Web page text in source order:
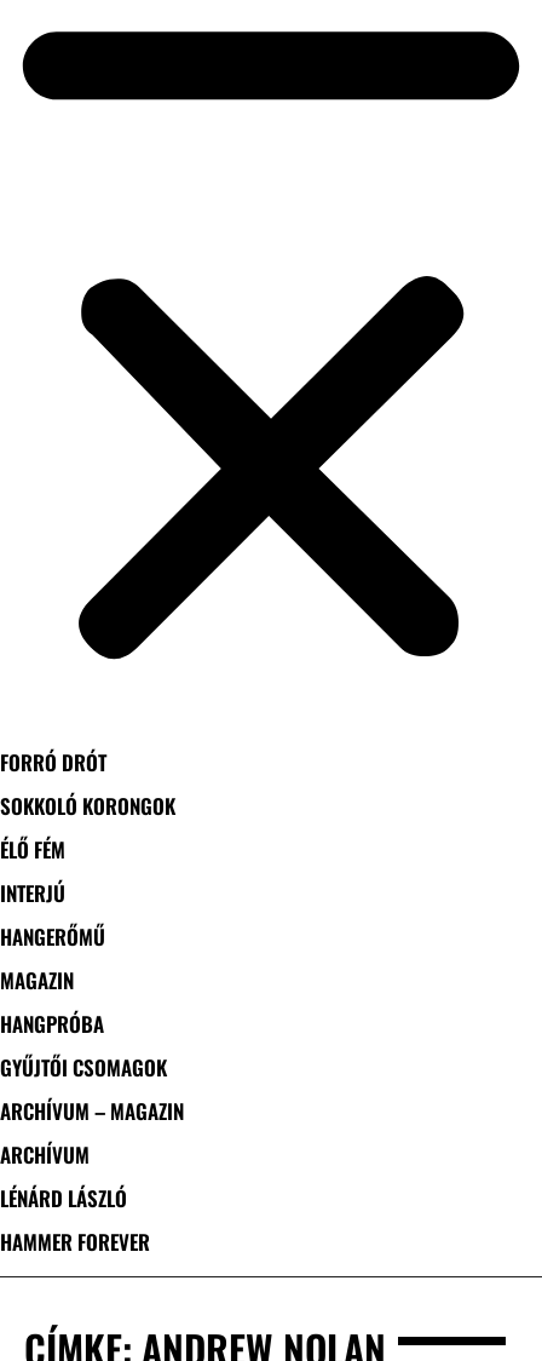
FORRÓ DRÓT
SOKKOLÓ KORONGOK
ÉLŐ FÉM
INTERJÚ
HANGERŐMŰ
MAGAZIN
HANGPRÓBA
GYŰJTŐI CSOMAGOK
ARCHÍVUM – MAGAZIN
ARCHÍVUM
LÉNÁRD LÁSZLÓ
HAMMER FOREVER
CÍMKE: ANDREW NOLAN